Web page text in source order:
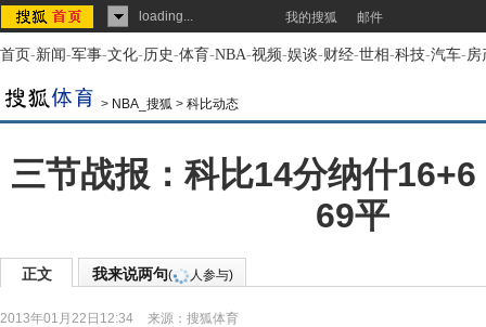
loading... 我的搜狐 邮件
首页-新闻-军事-文化-历史-体育-NBA-视频-娱谈-财经-世相-科技-汽车-房
> NBA_搜狐 > 科比动态
三节战报：科比14分纳什
69平
正文 我来说两句( 人参与)
2013年01月22日12:34 来源： 搜狐体育